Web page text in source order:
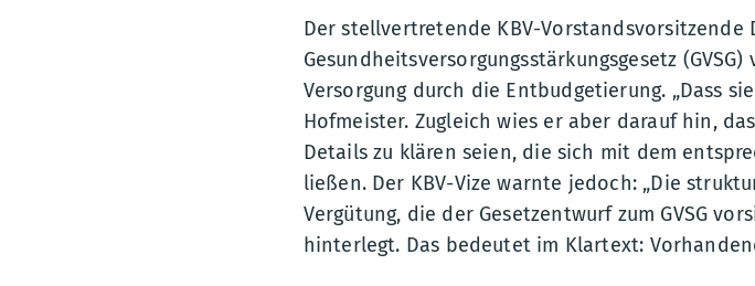
Der stellvertretende KBV-
Gesundheitsversorgungsstärkungsgesetz
Versorgung durch die Entbudgetierung. „Dass
Hofmeister. Zugleich wies er aber darauf hin,
Details zu klären seien, die sich mit dem
ließen. Der KBV-Vize warnte jedoch: „Die
Vergütung, die der Gesetzentwurf zum GVSG
hinterlegt. Das bedeutet im Klartext: